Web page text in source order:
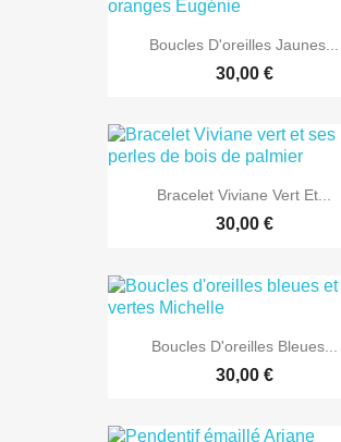
Boucles D'oreilles Jaunes...
30,00 €
Bracelet Viviane Vert Et...
30,00 €
Boucles D'oreilles Bleues...
30,00 €